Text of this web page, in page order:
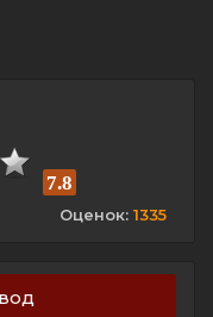
7.8
Оценок: 1335